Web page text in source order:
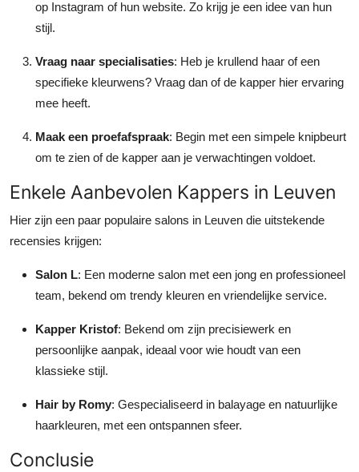
op Instagram of hun website. Zo krijg je een idee van hun
stijl.
Vraag naar specialisaties: Heb je krullend haar of een
specifieke kleurwens? Vraag dan of de kapper hier ervaring
mee heeft.
Maak een proefafspraak: Begin met een simpele knipbeurt
om te zien of de kapper aan je verwachtingen voldoet.
Enkele Aanbevolen Kappers in Leuven
Hier zijn een paar populaire salons in Leuven die uitstekende
recensies krijgen:
Salon L: Een moderne salon met een jong en professioneel
team, bekend om trendy kleuren en vriendelijke service.
Kapper Kristof: Bekend om zijn precisiewerk en
persoonlijke aanpak, ideaal voor wie houdt van een
klassieke stijl.
Hair by Romy: Gespecialiseerd in balayage en natuurlijke
haarkleuren, met een ontspannen sfeer.
Conclusie